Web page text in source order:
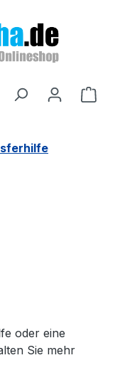
oder eine
Sie mehr